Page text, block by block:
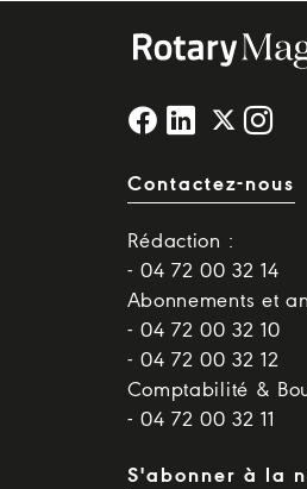
Contactez-nous
Rédaction :
- 04 72 00 32 14
Abonnements et
- 04 72 00 32 10
- 04 72 00 32 12
Comptabilité &
- 04 72 00 32 11
S'abonner à la